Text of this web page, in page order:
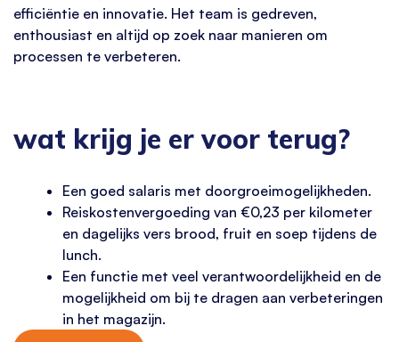
efficiëntie en innovatie. Het team is gedreven,
enthousiast en altijd op zoek naar manieren om
processen te verbeteren.
wat krijg je er voor terug?
Een goed salaris met doorgroeimogelijkheden.
Reiskostenvergoeding van €0,23 per kilometer
en dagelijks vers brood, fruit en soep tijdens de
lunch.
Een functie met veel verantwoordelijkheid en de
mogelijkheid om bij te dragen aan verbeteringen
in het magazijn.